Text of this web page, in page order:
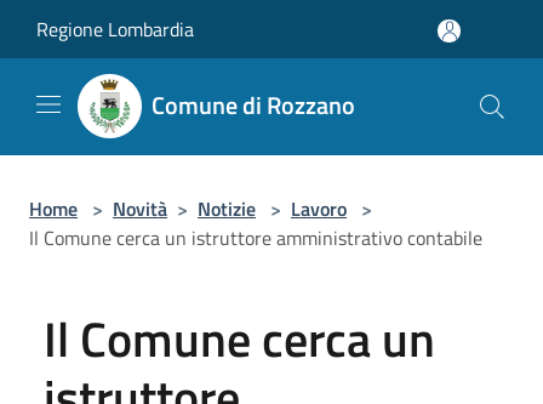
Regione Lombardia
Comune di Rozzano
Home > Novità > Notizie > Lavoro >
Il Comune cerca un istruttore amministrativo contabile
Il Comune cerca un